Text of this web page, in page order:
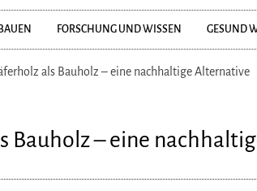
FORSCHUNG UND WISSEN GESUND
als Bauholz – eine nachhaltige Alternative
Bauholz – eine